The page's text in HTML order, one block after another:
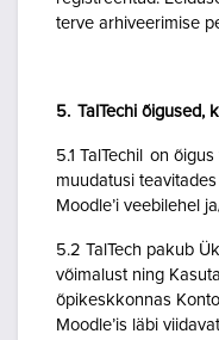
terve arhiveerimise
5. TalTechi õigused,
5.1 TalTechil on
muudatusi
Moodle’i veebilehel
5.2 TalTech pakub
võimalust ning
õpikeskkonnas
Moodle’is läbi